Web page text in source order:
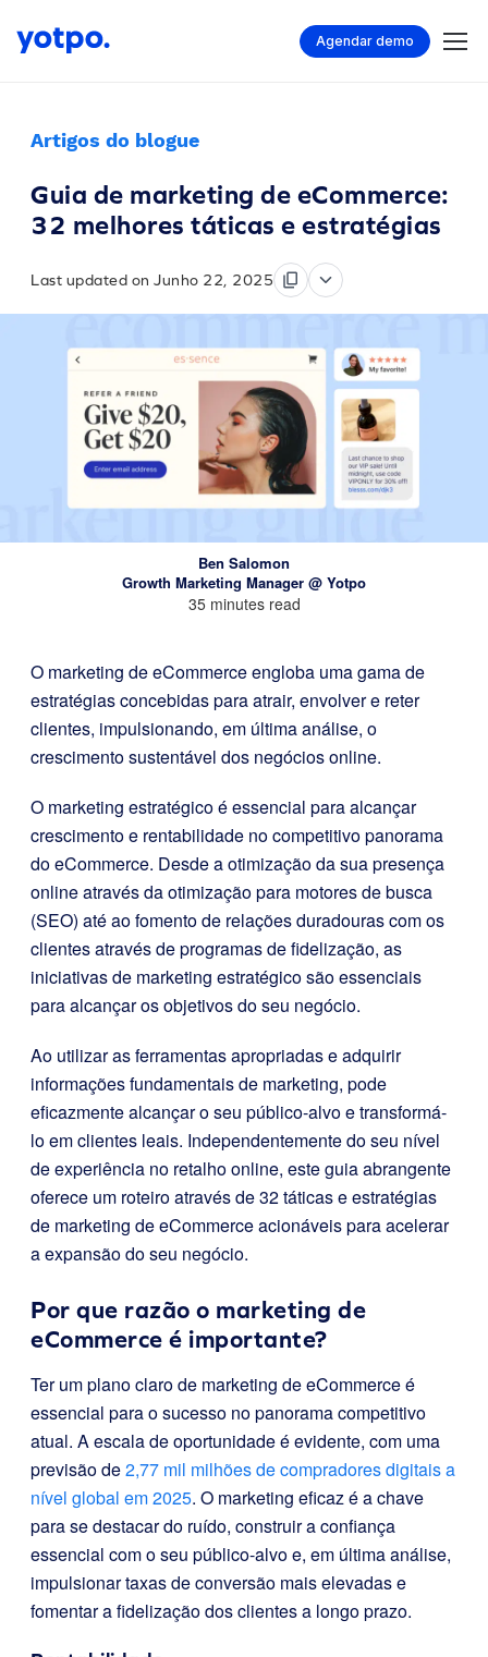
Agendar demo
Artigos do blogue
Guia de marketing de eCommerce:
32 melhores táticas e estratégias
Last updated on Junho 22, 2025
Ben Salomon
Growth Marketing Manager @ Yotpo
35 minutes read
O marketing de eCommerce engloba uma gama de
estratégias concebidas para atrair, envolver e reter
clientes, impulsionando, em última análise, o
crescimento sustentável dos negócios online.
O marketing estratégico é essencial para alcançar
crescimento e rentabilidade no competitivo panorama
do eCommerce. Desde a otimização da sua presença
online através da otimização para motores de busca
(SEO) até ao fomento de relações duradouras com os
clientes através de programas de fidelização, as
iniciativas de marketing estratégico são essenciais
para alcançar os objetivos do seu negócio.
Ao utilizar as ferramentas apropriadas e adquirir
informações fundamentais de marketing, pode
eficazmente alcançar o seu público-alvo e transformá-
lo em clientes leais. Independentemente do seu nível
de experiência no retalho online, este guia abrangente
oferece um roteiro através de 32 táticas e estratégias
de marketing de eCommerce acionáveis para acelerar
a expansão do seu negócio.
Por que razão o marketing de
eCommerce é importante?
Ter um plano claro de marketing de eCommerce é
essencial para o sucesso no panorama competitivo
atual. A escala de oportunidade é evidente, com uma
previsão de2,77 mil milhões de compradores digitais a
nível global em 2025. O marketing eficaz é a chave
para se destacar do ruído, construir a confiança
essencial com o seu público-alvo e, em última análise,
impulsionar taxas de conversão mais elevadas e
fomentar a fidelização dos clientes a longo prazo.